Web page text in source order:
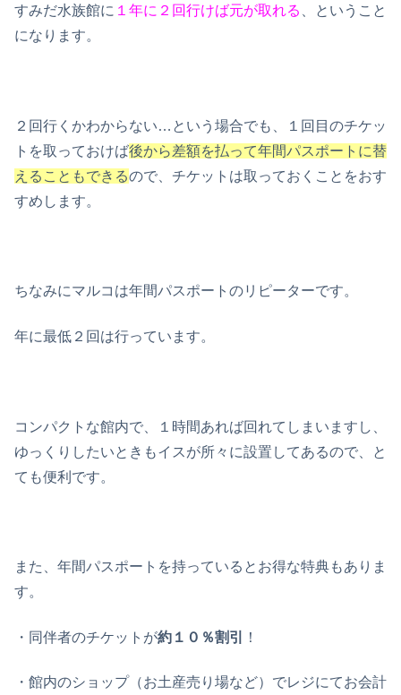
すみだ水族館に １年に２回行けば元が取れる
、ということ
になります。
２回行くかわからない…という場合でも、１回目のチケッ
トを取っておけば後から差額を払って年間パスポートに替
えることもできるので、チケットは取っておくことをおす
すめします。
ちなみにマルコは年間パスポートのリピーターです。
年に最低２回は行っています。
コンパクトな館内で、１時間あれば回れてしまいますし、
ゆっくりしたいときもイスが所々に設置してあるので、と
ても便利です。
また、年間パスポートを持っているとお得な特典もありま
す。
・同伴者のチケットが約１０％割引 ！
・館内のショップ（お土産売り場など）でレジにてお会計